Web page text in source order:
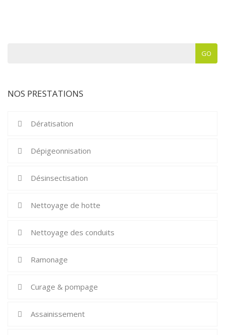
GO
NOS PRESTATIONS
Dératisation
Dépigeonnisation
Désinsectisation
Nettoyage de hotte
Nettoyage des conduits
Ramonage
Curage & pompage
Assainissement